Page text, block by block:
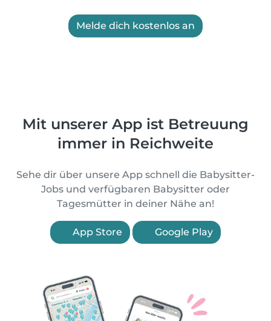
Melde dich kostenlos an
Mit unserer App ist Betreuung
immer in Reichweite
Sehe dir über unsere App schnell die Babysitter-
Jobs und verfügbaren Babysitter oder
Tagesmütter in deiner Nähe an!
App Store Google Play